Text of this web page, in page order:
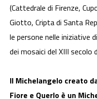
(Cattedrale di Firenze,
Giotto, Cripta di Santa
le persone nelle iniziative
dei mosaici del XIII secolo
Il Michelangelo creato
Fiore e Querlo è un